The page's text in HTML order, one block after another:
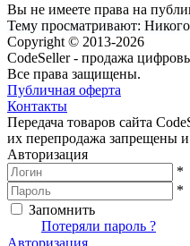
Вы не имеете права на
Тему просматривают:
Copyright © 2013-2026
CodeSeller - продажа
Все права защищены.
Публичная оферта
Контакты
Передача товаров сайта
их перепродажа запрещены и
Авторизация
*
*
Запомнить
Потеряли пароль ?
Авторизация